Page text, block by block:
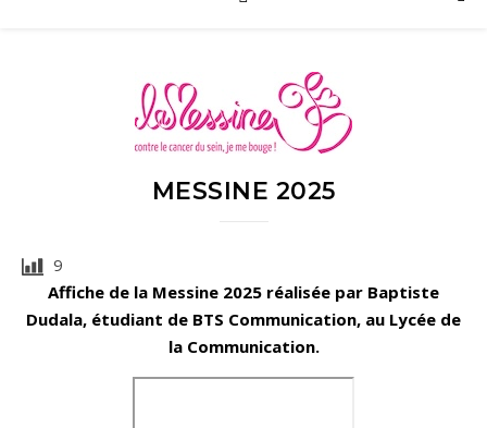
MESSINE 2025
9
Affiche de la Messine 2025 réalisée par Baptiste
Dudala, étudiant de BTS Communication, au Lycée de
la Communication.